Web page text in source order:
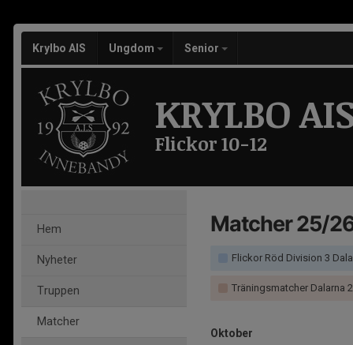
Krylbo AIS Ungdom Senior
KRYLBO
Flickor 10-12
Hem
Nyheter
Truppen
Matcher
Matcher 25/
Flickor Röd Division 3
Träningsmatcher Dalarna 25/26
Oktober